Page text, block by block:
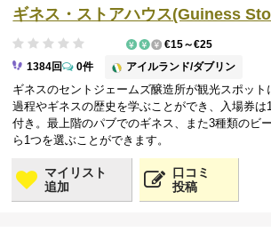
マイリスト
追加
口コミ
投稿
ギネス・ストアハウス(Guiness
アイルランド/ダブリン
1384回 0件
€15～€25
ギネスのセントジェームズ醸造所が観光スポット
過程やギネスの歴史を学ぶことができ、入場券は
付き。最上階のパブでのギネス、また3種類のビ
ら1つを選ぶことができます。